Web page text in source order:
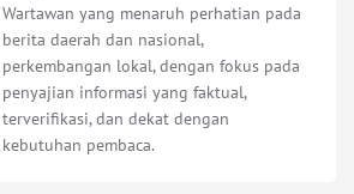
Wartawan yang menaruh perhatian pada
berita daerah dan nasional,
perkembangan lokal, dengan fokus pada
penyajian informasi yang faktual,
terverifikasi, dan dekat dengan
kebutuhan pembaca.